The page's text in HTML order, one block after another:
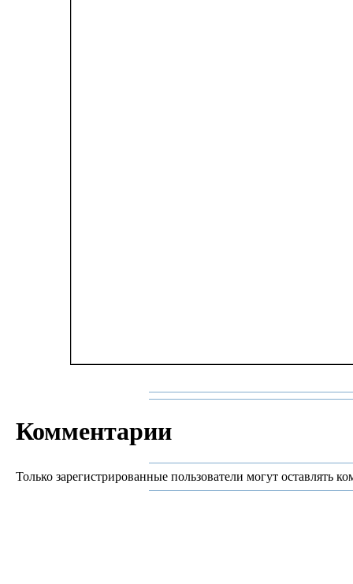
Комментарии
Только зарегистрированные пользователи могут оставлять